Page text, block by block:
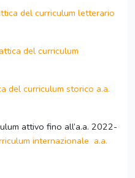
del curriculum letterario
del curriculum
del curriculum storico a.a.
attivo fino all’a.a. 2022-
internazionale a.a.